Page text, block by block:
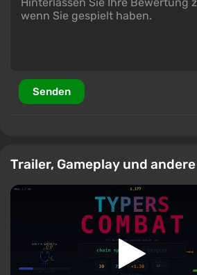
Senden
Trailer, Gameplay und